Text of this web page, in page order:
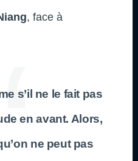
, face à
s’il ne le fait pas
en avant. Alors,
ne peut pas